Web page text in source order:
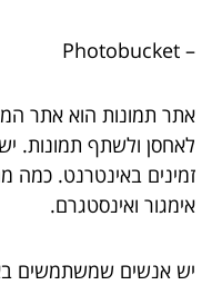
– Photobucket
אתר תמונות הוא אתר
לאחסן ולשתף תמונות.
זמינים באינטרנט. כמה
אימגור ואינסטגרם.
יש אנשים שמשתמשים